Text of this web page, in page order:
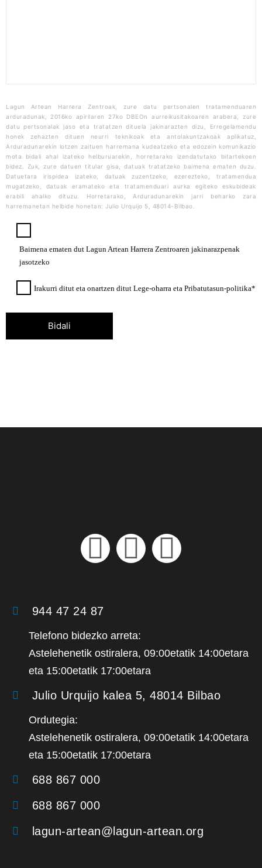
Lagun Artean Harrera Zentroak, zure datu pertsonalen tratamenduaren
arduradunak, 2016ko apirilaren 27ko DBEOn aurreikusitakoaren arabera, zure
datu pertsonalak jaso eta tratatzen dituela jakinarazten dizu, Erregelamendu
honek zehazten dituen neurri teknikoak eta antolakuntzakoak aplikatuz,
Arduradunarekin lotzen zaituen harremana kudeatzeko eta edozein komunikazio
mota bidali ahal izateko helburuarekin, horretarako izendatutako bitartekoen
bidez. Zuk, zure datuen titular gisa, datuak tratatzeko baimena ematen duzu.
Datuetara irispidea izateko, datuak zuzentzeko, ezerezteko, tratamendua
mugatzeko, datuak eramateko eta tratamenduari aurka egiteko eskubideak
erabili ahalko dituzu. Horretarako, Arduradunarekin jarri beharko zara
harremanetan helbide honetan: Julio Urquijo 5, 48014-Bilbao.
Baimena ematen dut Lagun Artean Harrera Zentroaren jakinarazpenak
jasotzeko
Irakurri ditut eta onartzen ditut Lege-oharra eta Pribatutasun-politika*
944 47 24 87
Telefono bidezko arreta:
Astelehenetik ostiralera, 09:00etatik 14:00etara
eta 15:00etatik 17:00etara
Julio Urquijo kalea 5, 48014 Bilbao
Ordutegia:
Astelehenetik ostiralera, 09:00etatik 14:00etara
eta 15:00etatik 17:00etara
688 867 000
688 867 000
lagun-artean@lagun-artean.org